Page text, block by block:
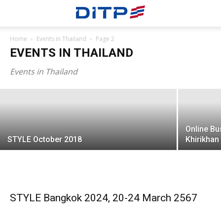
Home Events in Thailand Page 2
EVENTS IN THAILAND
Events in Thailand
Franchise Expo Thailand 2026 by Smart
SME EXPO (6–9 August 2026)
STYLE October 2018
Online
STYLE Bangkok 2024, 20-24 March 2567